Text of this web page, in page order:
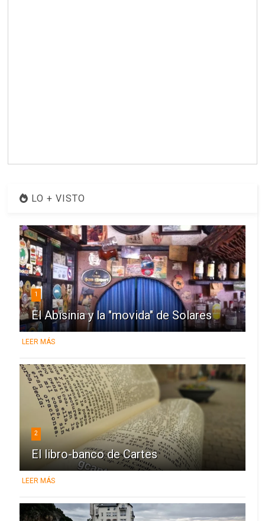
LO + VISTO
1
El Abisinia y la "movida" de Solares
LEER MÁS
2
El libro-banco de Cartes
LEER MÁS